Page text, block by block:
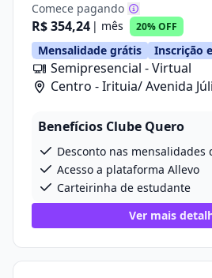
Comece pagando
R$ 354,24 | mês 20% OFF
Mensalidade grátis Inscrição
Semipresencial - Virtual
Centro - Irituia/ Avenida
Benefícios Clube Quero
Desconto nas mensalidades
Acesso a plataforma Allevo
Carteirinha de estudante
Ver mais